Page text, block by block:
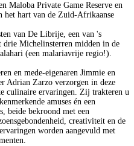
Maloba Private Game Reserve en
het hart van de Zuid-Afrikaanse
van De Librije, een van 's
drie Michelinsterren midden in de
(een malariavrije regio!).
en mede-eigenaren Jimmie en
Adrian Zarzo verzorgen in deze
culinaire ervaringen. Zij trakteren u
amuses én een
beide bekroond met een
creativiteit en de
worden aangevuld met